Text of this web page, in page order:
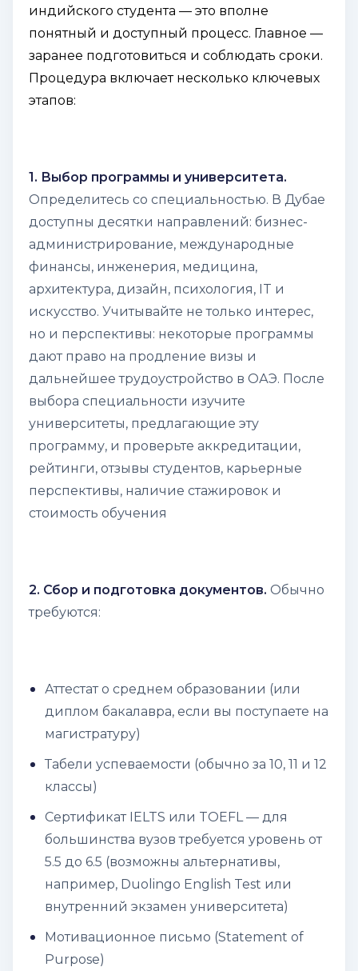
индийского студента — это вполне
понятный и доступный процесс. Главное —
заранее подготовиться и соблюдать сроки.
Процедура включает несколько ключевых
этапов:
1. Выбор программы и университета.
Определитесь со специальностью. В Дубае
доступны десятки направлений: бизнес-
администрирование, международные
финансы, инженерия, медицина,
архитектура, дизайн, психология, IT и
искусство. Учитывайте не только интерес,
но и перспективы: некоторые программы
дают право на продление визы и
дальнейшее трудоустройство в ОАЭ. После
выбора специальности изучите
университеты, предлагающие эту
программу, и проверьте аккредитации,
рейтинги, отзывы студентов, карьерные
перспективы, наличие стажировок и
стоимость обучения
2. Сбор и подготовка документов. Обычно
требуются:
Аттестат о среднем образовании (или
диплом бакалавра, если вы поступаете на
магистратуру)
Табели успеваемости (обычно за 10, 11 и 12
классы)
Сертификат IELTS или TOEFL — для
большинства вузов требуется уровень от
5.5 до 6.5 (возможны альтернативы,
например, Duolingo English Test или
внутренний экзамен университета)
Мотивационное письмо (Statement of
Purpose)